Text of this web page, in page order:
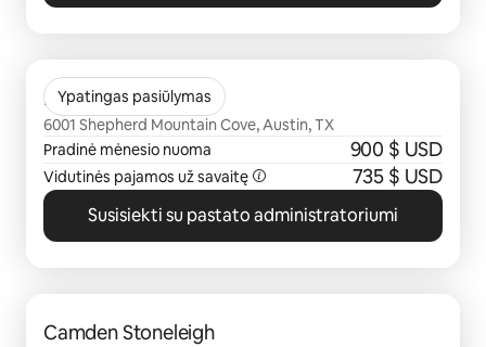
Ypatingas pasiūlymas
Bridgehead
6001 Shepherd Mountain Cove, Austin, TX
Pradinė mėnesio nuoma
900 $ USD
Vidutinės pajamos už savaitę 735 $ USD
Susisiekti su pastato administratoriumi
Camden Stoneleigh